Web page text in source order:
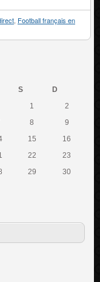
Football français en
S D
1
2
8
9
15
16
22
23
29
30